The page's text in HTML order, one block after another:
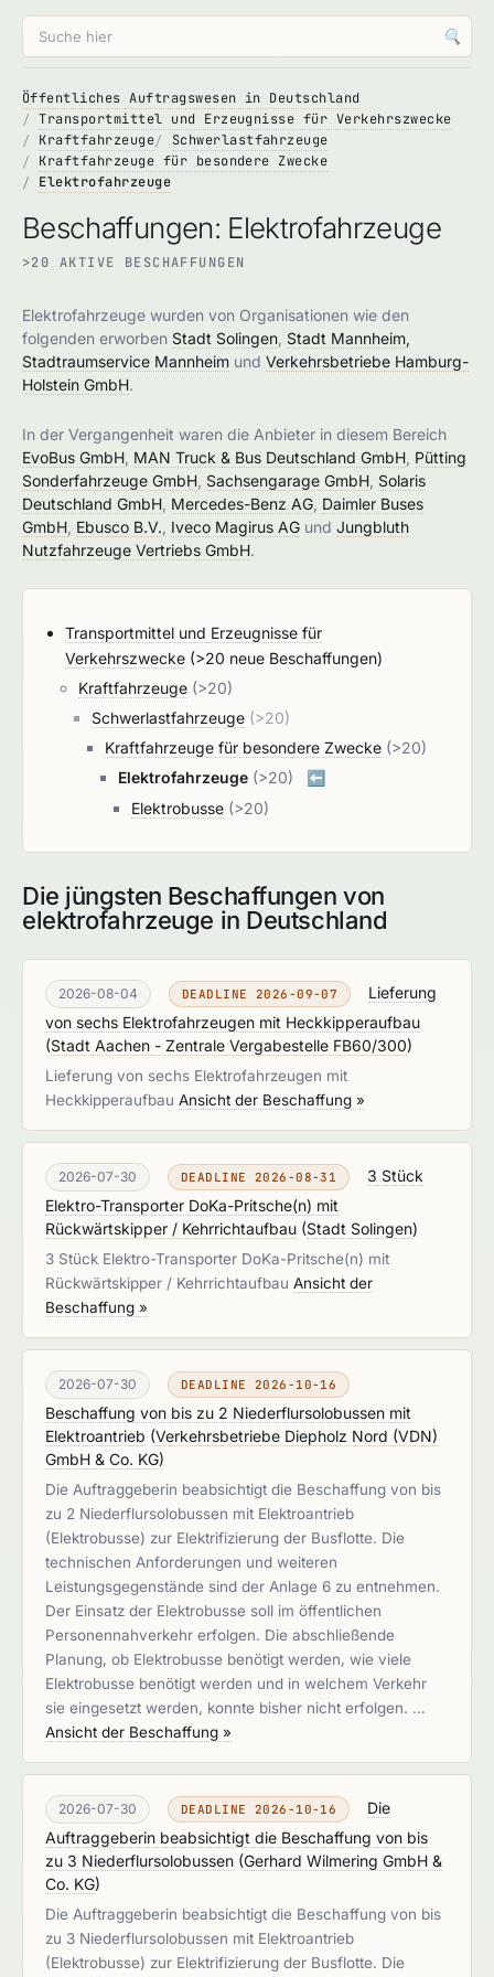
🔍
Öffentliches Auftragswesen in Deutschland
Transportmittel und Erzeugnisse für Verkehrszwecke
Kraftfahrzeuge
Schwerlastfahrzeuge
Kraftfahrzeuge für besondere Zwecke
Elektrofahrzeuge
Beschaffungen: Elektrofahrzeuge
>20 AKTIVE BESCHAFFUNGEN
Elektrofahrzeuge wurden von Organisationen wie den
folgenden erworben Stadt Solingen Stadt Mannheim,
Stadtraumservice Mannheim und Verkehrsbetriebe Hamburg-
Holstein GmbH.
In der Vergangenheit waren die Anbieter in diesem Bereich
EvoBus GmbH MAN Truck & Bus Deutschland GmbH Pütting
Sonderfahrzeuge GmbH Sachsengarage GmbH Solaris
Deutschland GmbH Mercedes-Benz AG Daimler Buses
GmbH Ebusco B.V. Iveco Magirus AG und Jungbluth
Nutzfahrzeuge Vertriebs GmbH.
Transportmittel und Erzeugnisse für
Verkehrszwecke (>20 neue Beschaffungen)
Kraftfahrzeuge (>20)
Schwerlastfahrzeuge (>20)
Kraftfahrzeuge für besondere Zwecke (>20)
Elektrofahrzeuge (>20) ⬅️
Elektrobusse (>20)
Die jüngsten Beschaffungen von
elektrofahrzeuge in Deutschland
2026-08-04 DEADLINE 2026-09-07
Lieferung
von sechs Elektrofahrzeugen mit Heckkipperaufbau
(Stadt Aachen - Zentrale Vergabestelle FB60/300)
Lieferung von sechs Elektrofahrzeugen mit
Heckkipperaufbau Ansicht der Beschaffung »
2026-07-30 DEADLINE 2026-08-31
3 Stück
Elektro-Transporter DoKa-Pritsche(n) mit
Rückwärtskipper / Kehrrichtaufbau (Stadt Solingen)
3 Stück Elektro-Transporter DoKa-Pritsche(n) mit
Rückwärtskipper / Kehrrichtaufbau Ansicht der
Beschaffung »
2026-07-30 DEADLINE 2026-10-16
Beschaffung von bis zu 2 Niederflursolobussen mit
Elektroantrieb (Verkehrsbetriebe Diepholz Nord (VDN)
GmbH & Co. KG)
Die Auftraggeberin beabsichtigt die Beschaffung von bis
zu 2 Niederflursolobussen mit Elektroantrieb
(Elektrobusse) zur Elektrifizierung der Busflotte. Die
technischen Anforderungen und weiteren
Leistungsgegenstände sind der Anlage 6 zu entnehmen.
Der Einsatz der Elektrobusse soll im öffentlichen
Personennahverkehr erfolgen. Die abschließende
Planung, ob Elektrobusse benötigt werden, wie viele
Elektrobusse benötigt werden und in welchem Verkehr
sie eingesetzt werden, konnte bisher nicht erfolgen. …
Ansicht der Beschaffung »
2026-07-30 DEADLINE 2026-10-16
Die
Auftraggeberin beabsichtigt die Beschaffung von bis
zu 3 Niederflursolobussen (Gerhard Wilmering GmbH &
Co. KG)
Die Auftraggeberin beabsichtigt die Beschaffung von bis
zu 3 Niederflursolobussen mit Elektroantrieb
(Elektrobusse) zur Elektrifizierung der Busflotte. Die